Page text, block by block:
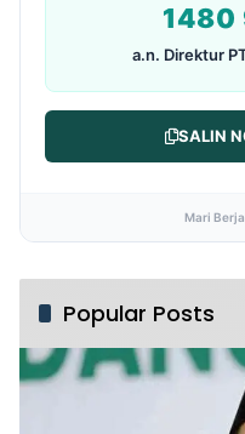
1480
a.n. Direktur
SALIN
Mari
Popular Posts